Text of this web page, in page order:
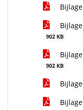
902 KB
902 KB